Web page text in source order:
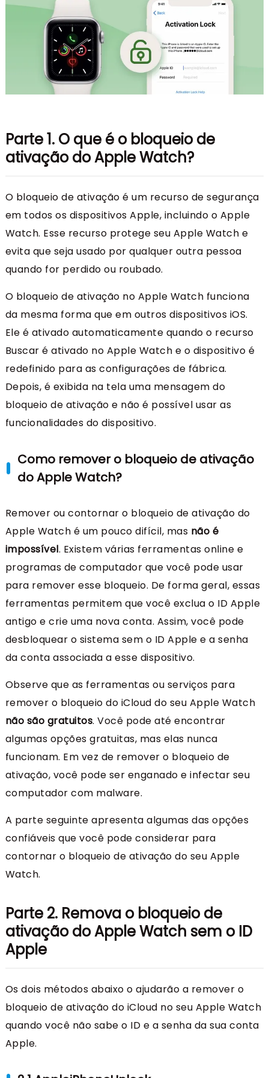
Parte 1. O que é o bloqueio de
ativação do Apple Watch?
O bloqueio de ativação é um recurso de segurança
em todos os dispositivos Apple, incluindo o Apple
Watch. Esse recurso protege seu Apple Watch e
evita que seja usado por qualquer outra pessoa
quando for perdido ou roubado.
O bloqueio de ativação no Apple Watch funciona
da mesma forma que em outros dispositivos iOS.
Ele é ativado automaticamente quando o recurso
Buscar é ativado no Apple Watch e o dispositivo é
redefinido para as configurações de fábrica.
Depois, é exibida na tela uma mensagem do
bloqueio de ativação e não é possível usar as
funcionalidades do dispositivo.
Como remover o bloqueio de ativação
do Apple Watch?
Remover ou contornar o bloqueio de ativação do
Apple Watch é um pouco difícil, mas não é
impossível. Existem várias ferramentas online e
programas de computador que você pode usar
para remover esse bloqueio. De forma geral, essas
ferramentas permitem que você exclua o ID Apple
antigo e crie uma nova conta. Assim, você pode
desbloquear o sistema sem o ID Apple e a senha
da conta associada a esse dispositivo.
Observe que as ferramentas ou serviços para
remover o bloqueio do iCloud do seu Apple Watch
não são gratuitos. Você pode até encontrar
algumas opções gratuitas, mas elas nunca
funcionam. Em vez de remover o bloqueio de
ativação, você pode ser enganado e infectar seu
computador com malware.
A parte seguinte apresenta algumas das opções
confiáveis que você pode considerar para
contornar o bloqueio de ativação do seu Apple
Watch.
Parte 2. Remova o bloqueio de
ativação do Apple Watch sem o ID
Apple
Os dois métodos abaixo o ajudarão a remover o
bloqueio de ativação do iCloud no seu Apple Watch
quando você não sabe o ID e a senha da sua conta
Apple.